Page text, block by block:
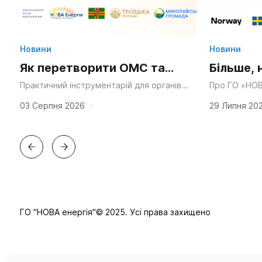
Новини
Як перетворити ОМС та
Статут громади на
суперсилу для згуртування
Практичний інструментарій для органів
організацій та активних мешканців.
«Мальовнича природа», «працьовиті
03 Серпня 2026
Новини
Більше,
та
у
Про ГО
29 Липня
ГО "НОВА енергія"© 2025. Усі права захищено